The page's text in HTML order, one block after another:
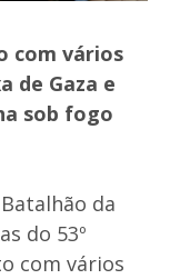
com vários
de Gaza e
sob fogo
da
do 53º
com vários